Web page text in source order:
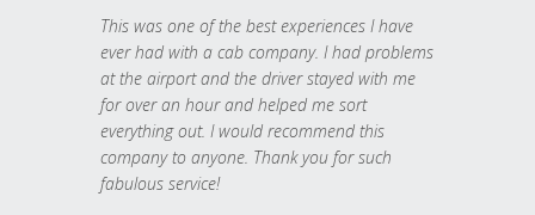
This was one of the best experiences I have
ever had with a cab company. I had problems
at the airport and the driver stayed with me
for over an hour and helped me sort
everything out. I would recommend this
company to anyone. Thank you for such
fabulous service!